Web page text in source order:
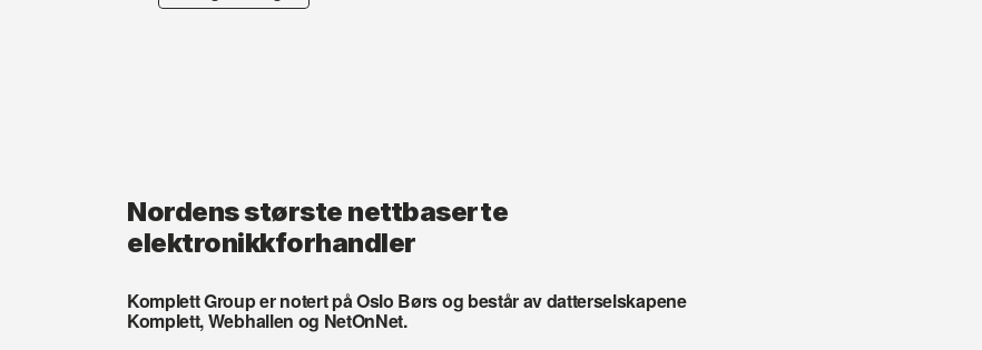
Nordens største nettbaserte
elektronikkforhandler
Komplett Group er notert på Oslo Børs og består av datterselskapene
Komplett, Webhallen og NetOnNet.